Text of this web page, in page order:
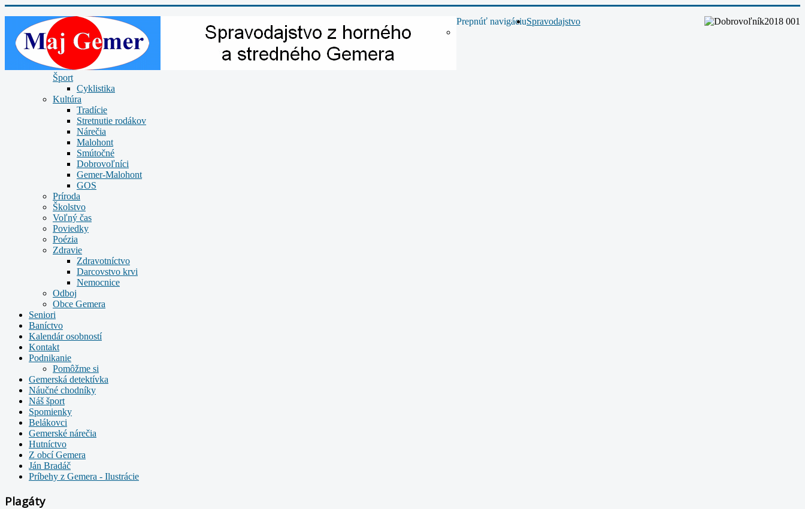
Prepnúť navigáciuSpravodajstvo
Šport
Cyklistika
Kultúra
Tradície
Stretnutie rodákov
Nárečia
Malohont
Smútočné
Dobrovoľníci
Gemer-Malohont
GOS
Príroda
Školstvo
Voľný čas
Poviedky
Poézia
Zdravie
Zdravotníctvo
Darcovstvo krvi
Nemocnice
Odboj
Obce Gemera
Seniori
Baníctvo
Kalendár osobností
Kontakt
Podnikanie
Pomôžme si
Gemerská detektívka
Náučné chodníky
Náš šport
Spomienky
Belákovci
Gemerské nárečia
Hutníctvo
Z obcí Gemera
Ján Bradáč
Príbehy z Gemera - Ilustrácie
Plagáty